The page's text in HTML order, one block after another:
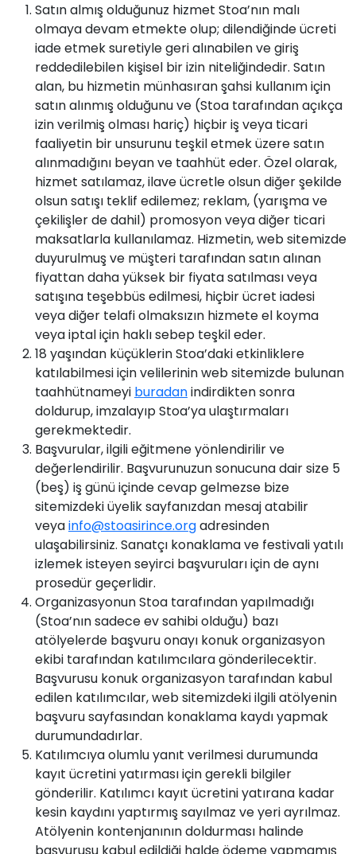
Satın almış olduğunuz hizmet Stoa’nın malı
olmaya devam etmekte olup; dilendiğinde ücreti
iade etmek suretiyle geri alınabilen ve giriş
reddedilebilen kişisel bir izin niteliğindedir. Satın
alan, bu hizmetin münhasıran şahsi kullanım için
satın alınmış olduğunu ve (Stoa tarafından açıkça
izin verilmiş olması hariç) hiçbir iş veya ticari
faaliyetin bir unsurunu teşkil etmek üzere satın
alınmadığını beyan ve taahhüt eder. Özel olarak,
hizmet satılamaz, ilave ücretle olsun diğer şekilde
olsun satışı teklif edilemez; reklam, (yarışma ve
çekilişler de dahil) promosyon veya diğer ticari
maksatlarla kullanılamaz. Hizmetin, web sitemizde
duyurulmuş ve müşteri tarafından satın alınan
fiyattan daha yüksek bir fiyata satılması veya
satışına teşebbüs edilmesi, hiçbir ücret iadesi
veya diğer telafi olmaksızın hizmete el koyma
veya iptal için haklı sebep teşkil eder.
18 yaşından küçüklerin Stoa’daki etkinliklere
katılabilmesi için velilerinin web sitemizde bulunan
taahhütnameyi buradanindirdikten sonra
doldurup, imzalayıp Stoa’ya ulaştırmaları
gerekmektedir.
Başvurular, ilgili eğitmene yönlendirilir ve
değerlendirilir. Başvurunuzun sonucuna dair size 5
(beş) iş günü içinde cevap gelmezse bize
sitemizdeki üyelik sayfanızdan mesaj atabilir
veyainfo@stoasirince.orgadresinden
ulaşabilirsiniz. Sanatçı konaklama ve festivali yatılı
izlemek isteyen seyirci başvuruları için de aynı
prosedür geçerlidir.
Organizasyonun Stoa tarafından yapılmadığı
(Stoa’nın sadece ev sahibi olduğu) bazı
atölyelerde başvuru onayı konuk organizasyon
ekibi tarafından katılımcılara gönderilecektir.
Başvurusu konuk organizasyon tarafından kabul
edilen katılımcılar, web sitemizdeki ilgili atölyenin
başvuru sayfasından konaklama kaydı yapmak
durumundadırlar.
Katılımcıya olumlu yanıt verilmesi durumunda
kayıt ücretini yatırması için gerekli bilgiler
gönderilir. Katılımcı kayıt ücretini yatırana kadar
kesin kaydını yaptırmış sayılmaz ve yeri ayrılmaz.
Atölyenin kontenjanının doldurması halinde